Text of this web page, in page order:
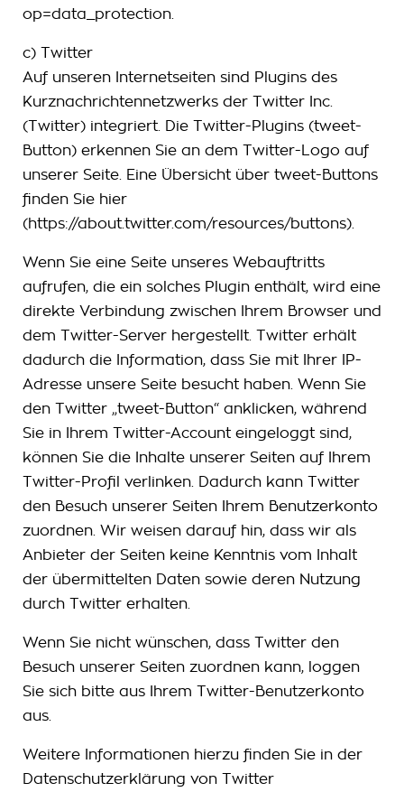
op=data_protection.
c) Twitter
Auf unseren Internetseiten sind Plugins des
Kurznachrichtennetzwerks der Twitter Inc.
(Twitter) integriert. Die Twitter-Plugins (tweet-
Button) erkennen Sie an dem Twitter-Logo auf
unserer Seite. Eine Übersicht über tweet-Buttons
finden Sie hier
(https://about.twitter.com/resources/buttons).
Wenn Sie eine Seite unseres Webauftritts
aufrufen, die ein solches Plugin enthält, wird eine
direkte Verbindung zwischen Ihrem Browser und
dem Twitter-Server hergestellt. Twitter erhält
dadurch die Information, dass Sie mit Ihrer IP-
Adresse unsere Seite besucht haben. Wenn Sie
den Twitter „tweet-Button“ anklicken, während
Sie in Ihrem Twitter-Account eingeloggt sind,
können Sie die Inhalte unserer Seiten auf Ihrem
Twitter-Profil verlinken. Dadurch kann Twitter
den Besuch unserer Seiten Ihrem Benutzerkonto
zuordnen. Wir weisen darauf hin, dass wir als
Anbieter der Seiten keine Kenntnis vom Inhalt
der übermittelten Daten sowie deren Nutzung
durch Twitter erhalten.
Wenn Sie nicht wünschen, dass Twitter den
Besuch unserer Seiten zuordnen kann, loggen
Sie sich bitte aus Ihrem Twitter-Benutzerkonto
aus.
Weitere Informationen hierzu finden Sie in der
Datenschutzerklärung von Twitter